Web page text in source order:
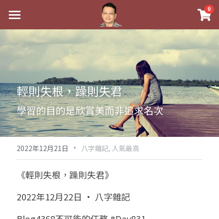
0
最新消息
實體經營
祖傳命理
手工印鑑
課程介紹
五行八字學
後天派陽宅
Blog
黃金會員專區
八字雜記
心靈成長
人氣最高
試閱專區
Podcast聽書
團隊訓練營
八字視頻
線上學苑
八字初階班1
八字初階班2
命理商城
八字完整班
我的著作
輕則失根，躁則失君
學習的目的是欣賞美而非追求名次
2022年12月21日 · 八字雜記, 人氣最高
《輕則失根，躁則失君》
2022年12月22日 · 八字雜記
×
商品分類
八字線上完整班
《十神高階實戰錄》完整典藏版
1美元超值PDF